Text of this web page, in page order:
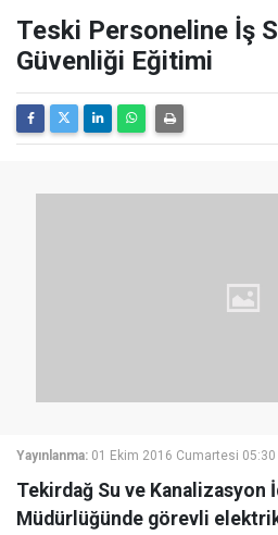
Teski Personeline İş
Güvenliği Eğitimi
Yayınlanma: 01 Ekim 2016 Cumartesi 05:30
Tekirdağ Su ve Kanalizasyon
Müdürlüğünde görevli